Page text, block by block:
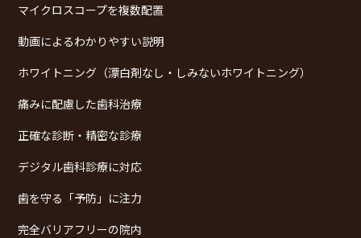
マイクロスコープを複数配置
動画によるわかりやすい説明
ホワイトニング（漂白剤なし・しみないホワイトニング）
痛みに配慮した歯科治療
正確な診断・精密な診療
デジタル歯科診療に対応
歯を守る「予防」に注力
完全バリアフリーの院内